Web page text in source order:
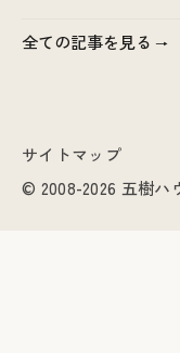
全ての記事を見る
© 2008-2026 五樹ハ
サイトマップ